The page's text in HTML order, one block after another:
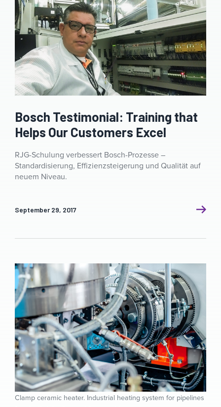
Bosch Testimonial: Training that
Helps Our Customers Excel
RJG-Schulung verbessert Bosch-Prozesse –
Standardisierung, Effizienzsteigerung und Qualität auf
neuem Niveau.
September 29, 2017
Clamp ceramic heater. Industrial heating system for pipelines